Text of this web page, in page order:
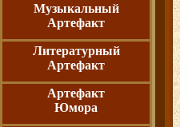
Музыкальный
Артефакт
Литературный
Артефакт
Артефакт
Юмора